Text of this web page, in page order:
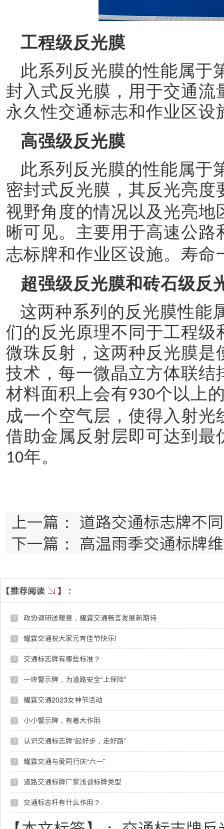
工程级反光膜
此系列反光膜的性能属于
封入式反光膜，用于交通
永久性交通标志和作业区设
高强级反光膜
此系列反光膜的性能属于
密封式反光膜，其反光亮度
视野角度的情况以及光亮地
晰可见。主要用于高速公路
志标牌和作业区设施。寿命
超强级反光膜和砖石级反
这两种系列的反光膜性能
们的反光原理不同于工程
微珠反射，这两种反光膜
技术，每一微晶立方体联
材料面积上会有930个以上
成一个空气层，使得入射
借助金属反射层即可达到
10年。
上一篇： 道路交通标志牌不
下一篇： 高温雨季交通标牌
政协调研送暖意，耀霖交通畅言发展新期待
耀霖交通祝大家元宵佳节快乐!
交通标志牌有哪些标准？
一块警示牌，为道路安全“上保险”
耀霖交通2023女神节活动
小小警示牌，有着大作用
认识交通标志牌“起好步，走好路”
耀霖交通与爱同行庆“六一”
道路交通标牌厂家浅谈标牌类型
交通标志杆有什么作用？